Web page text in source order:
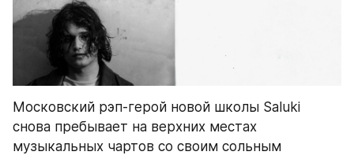
Московский рэп-герой новой школы Saluki
снова пребывает на верхних местах
музыкальных чартов со своим сольным